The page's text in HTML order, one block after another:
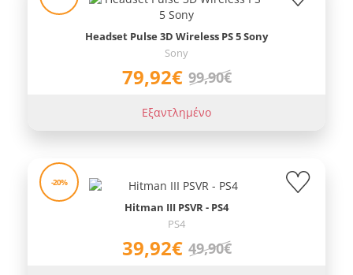
Headset Pulse 3D Wireless PS 5 Sony
Sony
79,92€ 99,90€
Εξαντλημένο
-20%
Hitman III PSVR - PS4
PS4
39,92€ 49,90€